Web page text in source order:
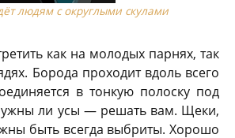
людям с округлыми скулами
как на молодых парнях, так
Борода проходит вдоль всего
в тонкую полоску под
ли усы — решать вам. Щеки,
быть всегда выбриты. Хорошо